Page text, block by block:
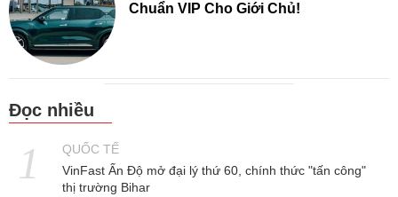
Chuẩn VIP Cho Giới Chủ!
Đọc nhiều
QUỐC TẾ
VinFast Ấn Độ mở đại lý thứ 60, chính thức "tấn công"
thị trường Bihar